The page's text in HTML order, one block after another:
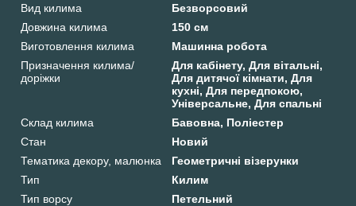
Вид килима
Безворсовий
Довжина килима
150 см
Виготовлення килима
Машинна робота
Призначення килима/
доріжки
Для кабінету, Для вітальні,
Для дитячої кімнати, Для
кухні, Для передпокою,
Універсальне, Для спальні
Склад килима
Бавовна, Поліестер
Стан
Новий
Тематика декору, малюнка
Геометричні візерунки
Тип
Килим
Тип ворсу
Петельний